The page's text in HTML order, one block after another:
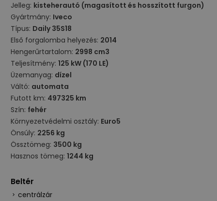
Jelleg: kisteherautó (magasított és hosszított furgon)
Gyártmány: Iveco
Típus: Daily 35S18
Első forgalomba helyezés: 2014
Hengerűrtartalom: 2998 cm3
Teljesítmény:125 kW (170 LE)
Üzemanyag: dízel
Váltó: automata
Futott km: 497325 km
Szín: fehér
Környezetvédelmi osztály: Euro5
Önsúly: 2256 kg
Össztömeg: 3500 kg
Hasznos tömeg:1244 kg
Beltér
centrálzár